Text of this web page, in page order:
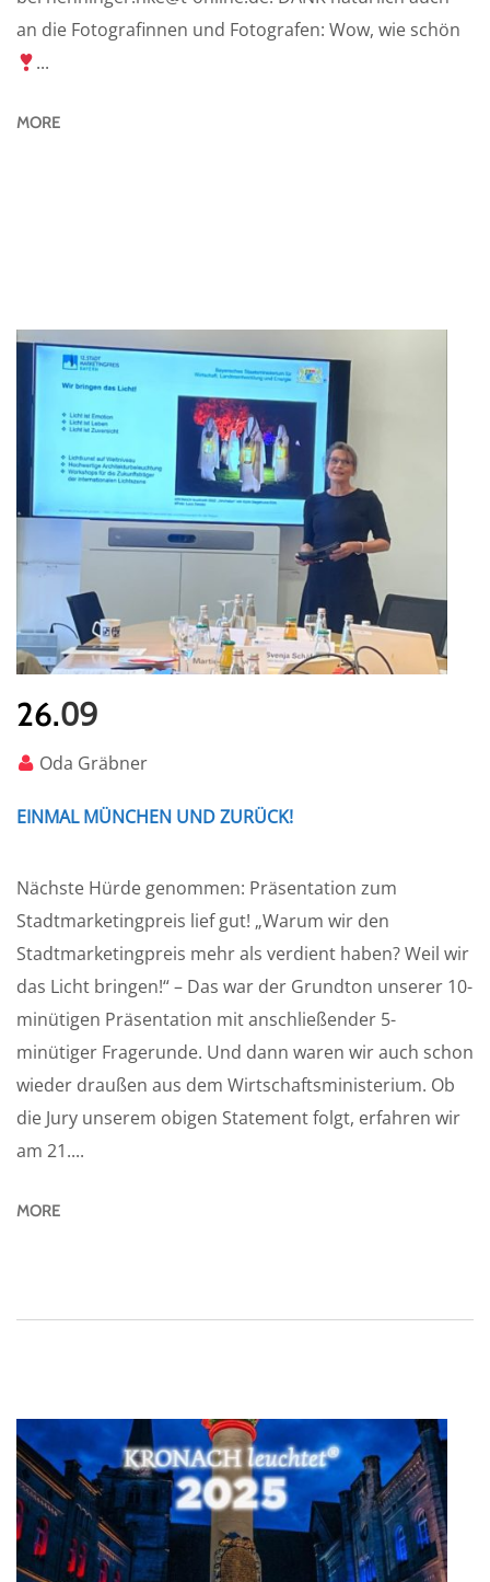
an die Fotografinnen und Fotografen: Wow, wie schön
...
MORE
26.09
Oda Gräbner
EINMAL MÜNCHEN UND ZURÜCK!
Nächste Hürde genommen: Präsentation zum
Stadtmarketingpreis lief gut! „Warum wir den
Stadtmarketingpreis mehr als verdient haben? Weil wir
das Licht bringen!“ – Das war der Grundton unserer 10-
minütigen Präsentation mit anschließender 5-
minütiger Fragerunde. Und dann waren wir auch schon
wieder draußen aus dem Wirtschaftsministerium. Ob
die Jury unserem obigen Statement folgt, erfahren wir
am 21....
MORE